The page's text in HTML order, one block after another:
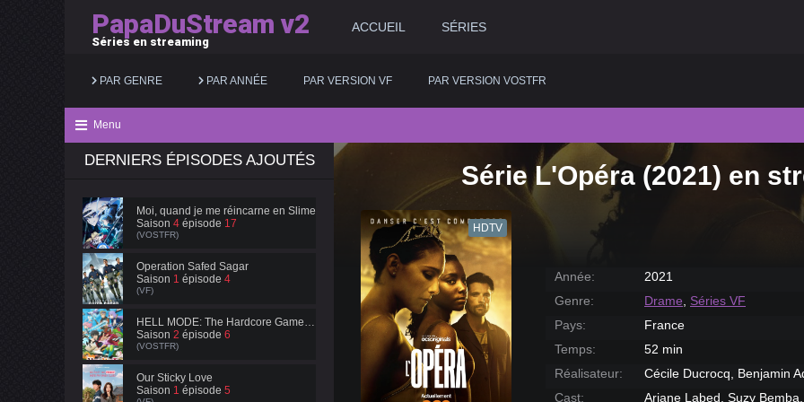
PapaDuStream v2
Séries en streaming
ACCUEIL SÉRIES
PAR GENRE
Action
Animation
Aventure
Biopic
Comédie
Documentaire
Fantastique
Historique
Judiciaire
Musical
Policier
Romance
PAR ANNÉE
2025
2022
2019
2018
2017
2016
2015
2014
PAR VERSION VF PAR VERSION VOSTFR
Menu
DERNIERS ÉPISODES AJOUTÉS
Moi, quand je me réincarne en Slime
Saison 4 épisode 17
(VOSTFR)
Operation Safed Sagar
Saison 1 épisode 4
(VF)
HELL MODE: The Hardcore Gamer Dominates in Another World with Garbage Balancing
Saison 2 épisode 6
(VOSTFR)
Our Sticky Love
Saison 1 épisode 5
Série L'Opéra (2021) en
HDTV
Année:
2021
Genre:
Drame, Séries VF
Pays:
France
Temps:
52 min
Réalisateur:
Cécile Ducrocq, Benjamin
Cast:
Ariane Labed, Suzy